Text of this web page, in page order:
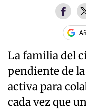
La familia del
pendiente de
activa para
cada vez que